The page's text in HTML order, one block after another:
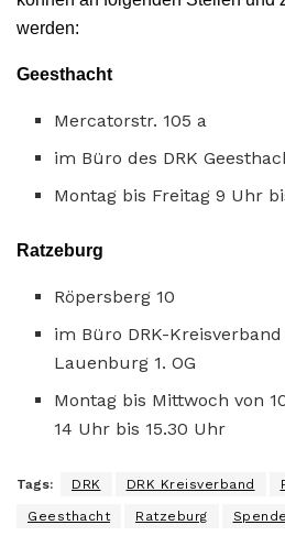
werden:
Geesthacht
Mercatorstr. 105 a
im Büro des DRK
Montag bis Freitag 9 Uhr
Ratzeburg
Röpersberg 10
im Büro DRK-
Lauenburg 1. OG
Montag bis Mittwoch von
14 Uhr bis 15.30 Uhr
Tags: DRK DRK Kreisverband
Geesthacht Ratzeburg